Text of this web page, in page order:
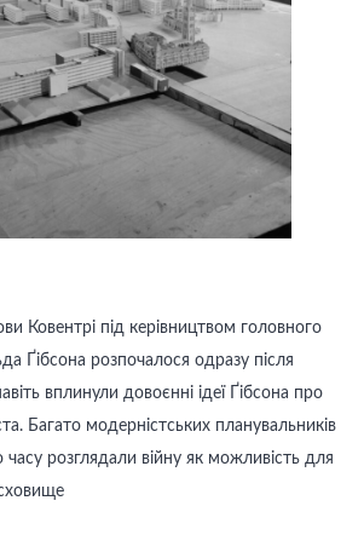
Ковентрі під керівництвом головного
Ґібсона розпочалося одразу після
вплинули довоєнні ідеї Ґібсона про
Багато модерністських планувальників
часу розглядали війну як можливість для